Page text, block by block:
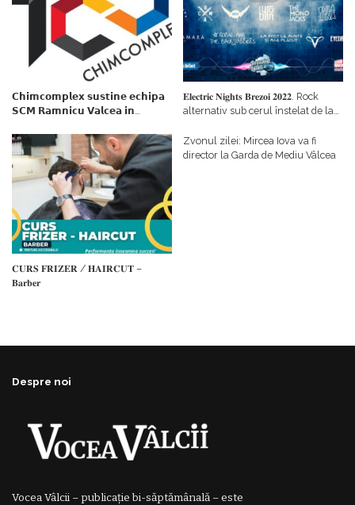
𝗖𝗵𝗶𝗺𝗰𝗼𝗺𝗽𝗹𝗲𝘅 𝘀𝘂𝘀𝘁𝗶𝗻𝗲 𝗲𝗰𝗵𝗶𝗽𝗮
𝗦𝗖𝗠 𝗥𝗮𝗺𝗻𝗶𝗰𝘂 𝗩𝗮𝗹𝗰𝗲𝗮 𝗶𝗻
𝗳𝗶𝗻𝗮𝗻𝘁𝗮𝘁𝗼𝗿
𝐄𝐥𝐞𝐜𝐭𝐫𝐢𝐜 𝐍𝐢𝐠𝐡𝐭𝐬 𝐁𝐫𝐞𝐳𝐨𝐢 𝟐𝟎𝟐𝟐. Rock
alternativ sub cerul înstelat de la
𝐂𝐔𝐑𝐒 𝐅𝐑𝐈𝐙𝐄𝐑 / 𝐇𝐀𝐈𝐑𝐂𝐔𝐓 –
𝐁𝐚𝐫𝐛𝐞𝐫
Zvonul zilei: Mircea Iova va fi
director la Garda de Mediu Vâlcea
Despre noi
Vocea Vâlcii – publicație bi-săptămânală – este